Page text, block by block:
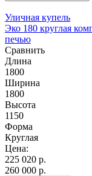
Уличная купель
Эко 180 круглая
печью
Сравнить
Длина
1800
Ширина
1800
Высота
1150
Форма
Круглая
Цена:
225 020 р.
260 000 р.